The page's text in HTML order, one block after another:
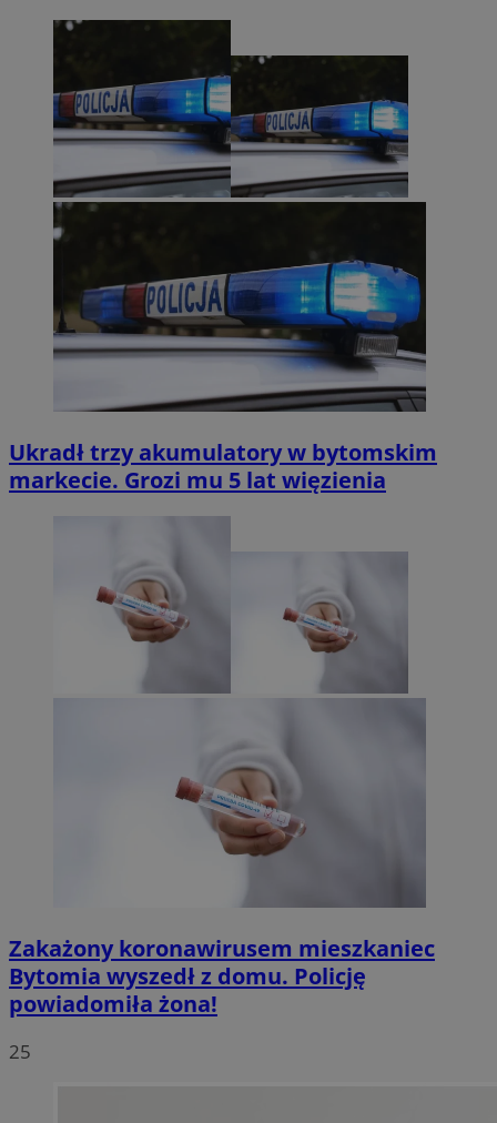
Ukradł trzy akumulatory w bytomskim
markecie. Grozi mu 5 lat więzienia
Zakażony koronawirusem mieszkaniec
Bytomia wyszedł z domu. Policję
powiadomiła żona!
25